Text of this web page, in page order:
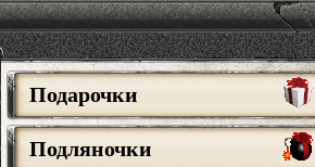
Подарочки
Подляночки